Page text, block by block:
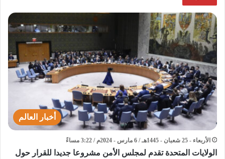
أخبار العالم
الأربعاء - 25 شعبان - 1445هـ / 6 مارس - 2024م / 3:22 مساءً
الولايات المتحدة تقدم لمجلس الأمن مشروعا جديدا للقرار حول